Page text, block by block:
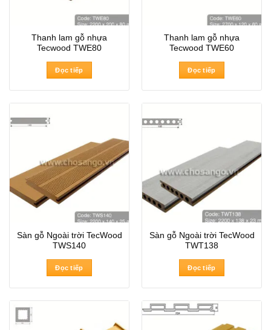
Thanh lam gỗ nhựa
Tecwood TWE80
Đọc tiếp
Thanh lam gỗ nhựa
Tecwood TWE60
Đọc tiếp
Sàn gỗ Ngoài trời TecWood
TWS140
Đọc tiếp
Sàn gỗ Ngoài trời TecWood
TWT138
Đọc tiếp